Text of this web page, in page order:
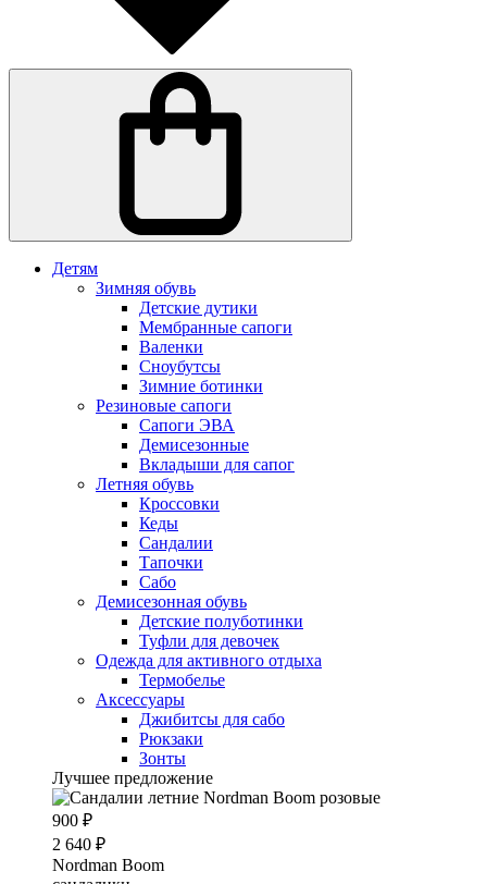
Детям
Зимняя обувь
Детские дутики
Мембранные сапоги
Валенки
Сноубутсы
Зимние ботинки
Резиновые сапоги
Сапоги ЭВА
Демисезонные
Вкладыши для сапог
Летняя обувь
Кроссовки
Кеды
Сандалии
Тапочки
Сабо
Демисезонная обувь
Детские полуботинки
Туфли для девочек
Одежда для активного отдыха
Термобелье
Аксессуары
Джибитсы для сабо
Рюкзаки
Зонты
Лучшее предложение
900 ₽
2 640 ₽
Nordman Boom